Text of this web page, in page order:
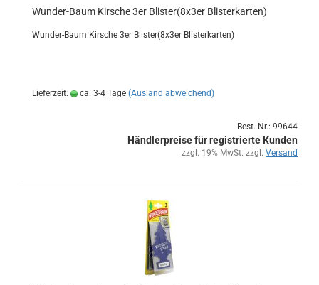
Wunder-​​Baum Kir­sche 3er Blis­ter(8x3er Blis­ter­kar­ten)
Wunder-​Baum Kir­sche 3er Blis­ter(8x3er Blis­ter­kar­ten)
Lieferzeit: ca. 3-4 Tage (Ausland abweichend)
Best.-Nr.: 99644
Händlerpreise für registrierte Kunden
zzgl. 19% MwSt. zzgl. Versand